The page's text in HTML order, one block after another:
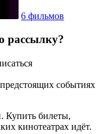
6 фильмов
рассылку?
событиях
Купить билеты,
кинотеатрах идёт.